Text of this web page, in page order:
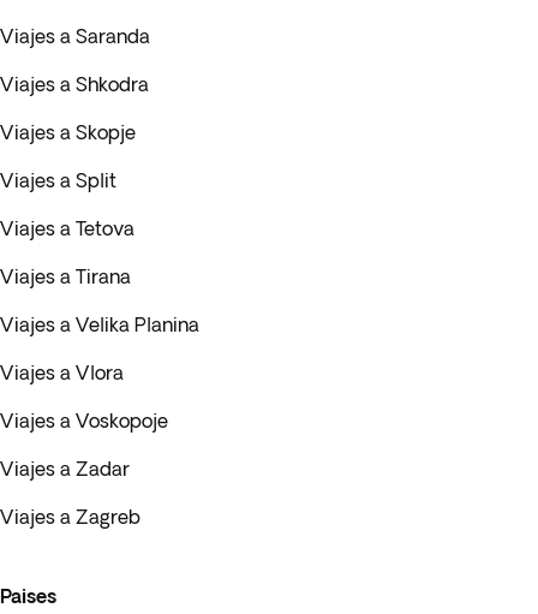
Viajes a Saranda
Viajes a Shkodra
Viajes a Skopje
Viajes a Split
Viajes a Tetova
Viajes a Tirana
Viajes a Velika Planina
Viajes a Vlora
Viajes a Voskopoje
Viajes a Zadar
Viajes a Zagreb
Paises